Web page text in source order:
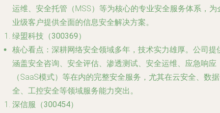
运维、安全托管（MSS）等为核心的专业安全服务体系，为
业级客户提供全面的信息安全解决方案。
绿盟科技（300369）
核心看点 ：深耕网络安全领域多年，技术实力雄厚。公司提
涵盖安全咨询、安全评估、渗透测试、安全运维、应急响应
（SaaS模式）等在内的完整安全服务，尤其在云安全、数
全、工控安全等领域服务能力突出。
深信服（300454）